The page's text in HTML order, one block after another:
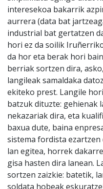
interesekoa bakarrik
aurrera (data bat
industrial bat gertatzen
hori ez da soilik
da hor eta berak hori
berriak sortzen dira,
langileak samaldaka
ekiteko prest. Langile
batzuk dituzte: gehienak
nekazariak dira, eta
baxua dute, baina
sistema fordista
lan egitea, horrek
gisa hasten dira lanean.
sortzen zaizkie: batetik,
soldata hobeak